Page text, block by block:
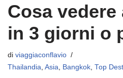
Cosa
in 3 giorni o
di viaggiaconflavio
Thailandia, Asia, Bangkok, Top